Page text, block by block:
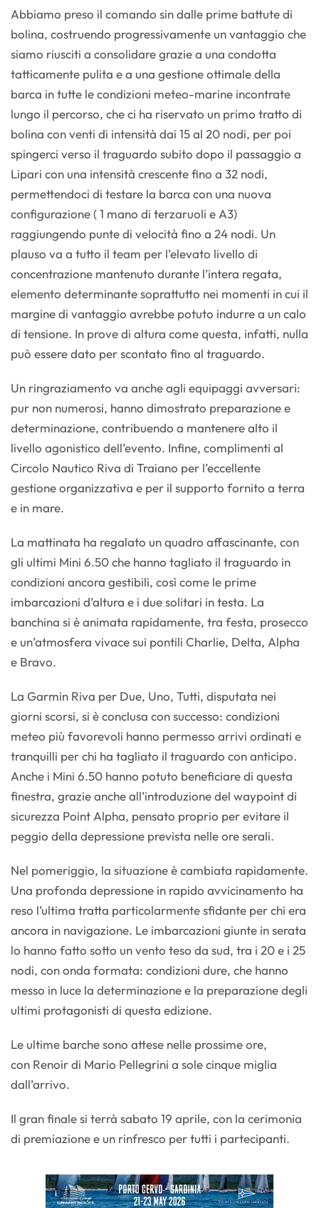
Abbiamo preso il comando sin dalle prime battute di
bolina, costruendo progressivamente un vantaggio che
siamo riusciti a consolidare grazie a una condotta
tatticamente pulita e a una gestione ottimale della
barca in tutte le condizioni meteo-marine incontrate
lungo il percorso, che ci ha riservato un primo tratto di
bolina con venti di intensità dai 15 al 20 nodi, per poi
spingerci verso il traguardo subito dopo il passaggio a
Lipari con una intensità crescente fino a 32 nodi,
permettendoci di testare la barca con una nuova
configurazione ( 1 mano di terzaruoli e A3)
raggiungendo punte di velocità fino a 24 nodi. Un
plauso va a tutto il team per l’elevato livello di
concentrazione mantenuto durante l’intera regata,
elemento determinante soprattutto nei momenti in cui il
margine di vantaggio avrebbe potuto indurre a un calo
di tensione. In prove di altura come questa, infatti, nulla
può essere dato per scontato fino al traguardo.
Un ringraziamento va anche agli equipaggi avversari:
pur non numerosi, hanno dimostrato preparazione e
determinazione, contribuendo a mantenere alto il
livello agonistico dell’evento. Infine, complimenti al
Circolo Nautico Riva di Traiano per l’eccellente
gestione organizzativa e per il supporto fornito a terra
e in mare.
La mattinata ha regalato un quadro affascinante, con
gli ultimi Mini 6.50 che hanno tagliato il traguardo in
condizioni ancora gestibili, così come le prime
imbarcazioni d’altura e i due solitari in testa. La
banchina si è animata rapidamente, tra festa, prosecco
e un’atmosfera vivace sui pontili Charlie, Delta, Alpha
e Bravo.
La Garmin Riva per Due, Uno, Tutti, disputata nei
giorni scorsi, si è conclusa con successo: condizioni
meteo più favorevoli hanno permesso arrivi ordinati e
tranquilli per chi ha tagliato il traguardo con anticipo.
Anche i Mini 6.50 hanno potuto beneficiare di questa
finestra, grazie anche all’introduzione del waypoint di
sicurezza Point Alpha, pensato proprio per evitare il
peggio della depressione prevista nelle ore serali.
Nel pomeriggio, la situazione è cambiata rapidamente.
Una profonda depressione in rapido avvicinamento ha
reso l’ultima tratta particolarmente sfidante per chi era
ancora in navigazione. Le imbarcazioni giunte in serata
lo hanno fatto sotto un vento teso da sud, tra i 20 e i 25
nodi, con onda formata: condizioni dure, che hanno
messo in luce la determinazione e la preparazione degli
ultimi protagonisti di questa edizione.
Le ultime barche sono attese nelle prossime ore,
con Renoir di Mario Pellegrini a sole cinque miglia
dall’arrivo.
Il gran finale si terrà sabato 19 aprile, con la cerimonia
di premiazione e un rinfresco per tutti i partecipanti.